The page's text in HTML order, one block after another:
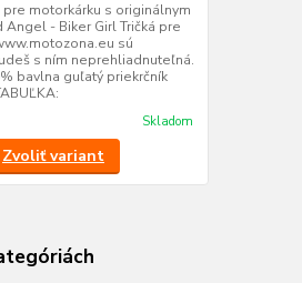
pre motorkárku s originálnym
Angel - Biker Girl Tričká pre
sú
s ním neprehliadnuteľná.
bavlna guľatý priekrčník
Skladom
Zvoliť variant